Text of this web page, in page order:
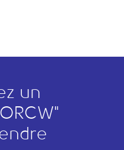
un
ORCW"